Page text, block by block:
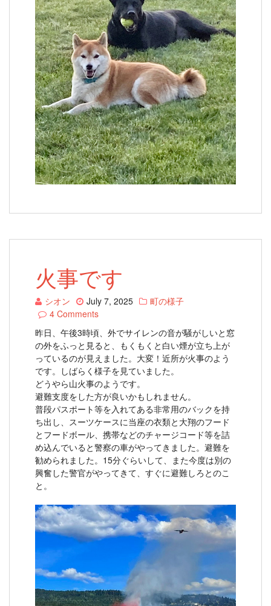
火事です
シオン July 7, 2025
町の様子
4 Comments
昨日、午後3時頃、外でサイレンの音が騒がしいと窓
の外をふっと見ると、もくもくと白い煙が立ち上が
っているのが見えました。大変！近所が火事のよう
です。しばらく様子を見ていました。
どうやら山火事のようです。
避難支度をした方が良いかもしれません。
普段パスポート等を入れてある非常用のバックを持
ち出し、スーツケースに当座の衣類と大翔のフード
とフードボール、携帯などのチャージコード等を詰
め込んでいると警察の車がやってきました。避難を
勧められました。15分ぐらいして、また今度は別の
興奮した警官がやってきて、すぐに避難しろとのこ
と。